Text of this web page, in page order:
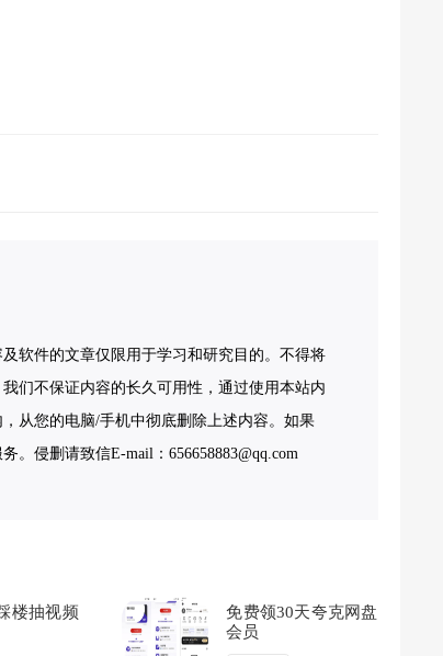
软件的文章仅限用于学习和研究目的。不得将
们不保证内容的长久可用性，通过使用本站内
从您的电脑/手机中彻底删除上述内容。如果
。侵删请致信E-mail：656658883@qq.com
楼抽视频
免费领30天夸克网盘
会员